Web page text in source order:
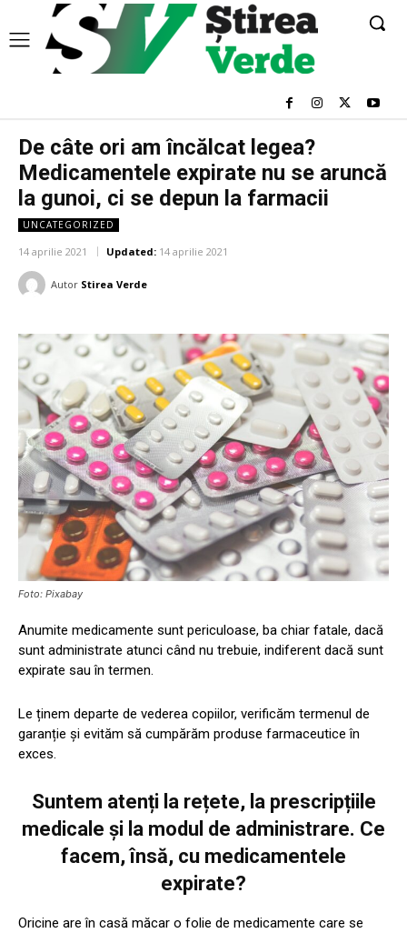
De câte ori am încălcat legea?
Medicamentele expirate nu se aruncă
la gunoi, ci se depun la farmacii
UNCATEGORIZED
14 aprilie 2021 Updated: 14 aprilie 2021
Autor Stirea Verde
Foto: Pixabay
Anumite medicamente sunt periculoase, ba chiar fatale, dacă
sunt administrate atunci când nu trebuie, indiferent dacă sunt
expirate sau în termen.
Le ținem departe de vederea copiilor, verificăm termenul de
garanție și evităm să cumpărăm produse farmaceutice în
exces.
Suntem atenți la rețete, la prescripțiile
medicale și la modul de administrare. Ce
facem, însă, cu medicamentele
expirate?
Oricine are în casă măcar o folie de medicamente care se